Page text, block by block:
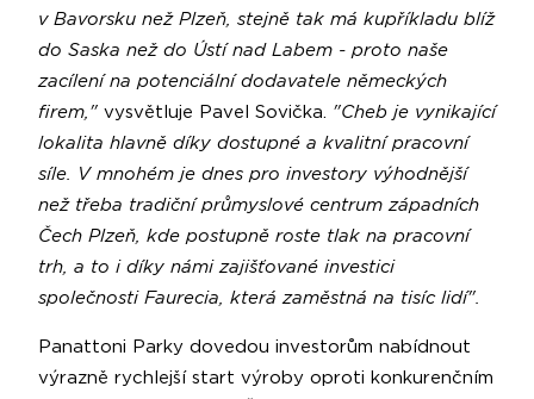
v Bavorsku než Plzeň, stejně tak má kupříkladu blíž
do Saska než do Ústí nad Labem - proto naše
zacílení na potenciální dodavatele německých
firem," vysvětluje Pavel Sovička. "Cheb je vynikající
lokalita hlavně díky dostupné a kvalitní pracovní
síle. V mnohém je dnes pro investory výhodnější
než třeba tradiční průmyslové centrum západních
Čech Plzeň, kde postupně roste tlak na pracovní
trh, a to i díky námi zajišťované investici
společnosti Faurecia, která zaměstná na tisíc lidí".
Panattoni Parky dovedou investorům nabídnout
výrazně rychlejší start výroby oproti konkurenčním